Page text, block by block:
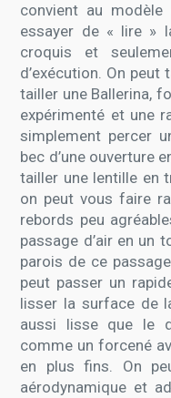
convient au modèle
essayer de « lire »
croquis et
d’exécution. On
tailler une Ballerina,
expérimenté et une
simplement percer
bec d’une ouverture
tailler une lentille en
on peut vous faire
rebords peu
passage d’air en un
parois de ce
peut passer un
lisser la surface de
aussi lisse que le
comme un forcené
en plus fins. On
aérodynamique et